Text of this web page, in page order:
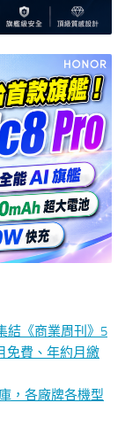
結《商業周刊》5
免費、年約月繳
，各廠牌各機型